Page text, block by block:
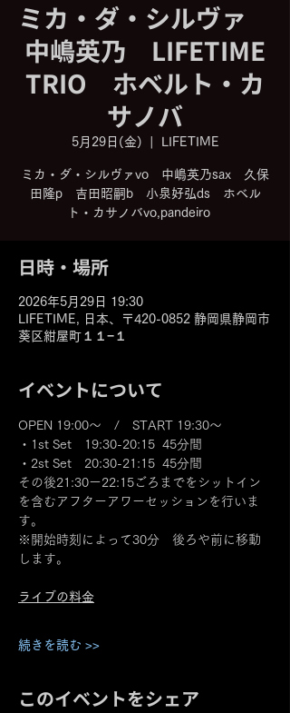
ミカ・ダ・シルヴァ
中嶋英乃 LIFETIME
TRIO ホベルト・カ
サノバ
5月29日(金) LIFETIME
ミカ・ダ・シルヴァvo 中嶋英乃sax 久保
田隆p 吉田昭嗣b 小泉好弘ds ホベル
ト・カサノバvo,pandeiro
日時・場所
2026年5月29日 19:30
LIFETIME, 日本、〒420-0852 静岡県静岡市
葵区紺屋町１１−１
イベントについて
OPEN 19:00～　/　START 19:30～
・1st Set　19:30-20:15  45分間
・2st Set　20:30-21:15  45分間
その後21:30ー22:15ごろまでをシットイン
を含むアフターアワーセッションを行いま
す。
※開始時刻によって30分　後ろや前に移動
します。
ライブの料金
続きを読む >>
このイベントをシェア